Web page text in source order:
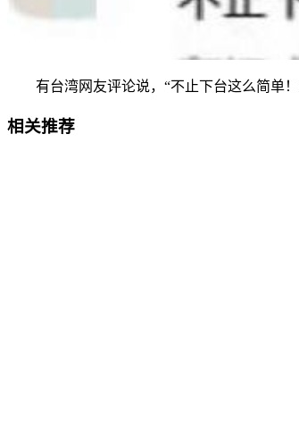
有台湾网友评论说，“不止下台这么简单！
相关推荐